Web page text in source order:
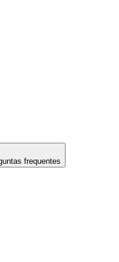
frequentes